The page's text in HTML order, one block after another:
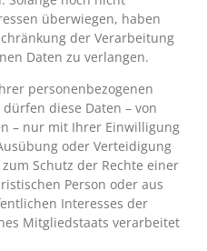
überwiegen, haben
der Verarbeitung
Daten zu verlangen.
personenbezogenen
diese Daten – von
– nur mit Ihrer Einwilligung
oder Verteidigung
Schutz der Rechte einer
Person oder aus
Interesses der
Mitgliedstaats verarbeitet